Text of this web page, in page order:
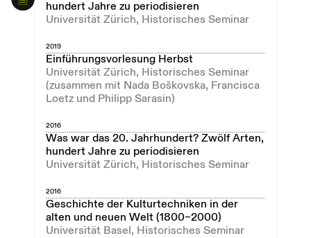
hundert Jahre zu periodisieren
Universität Zürich, Historisches Seminar
2019
Einführungsvorlesung Herbst
Universität Zürich, Historisches Seminar
(zusammen mit Nada Boškovska, Francisca
Loetz und Philipp Sarasin)
2016
Was war das 20. Jahrhundert? Zwölf Arten,
hundert Jahre zu periodisieren
Universität Zürich, Historisches Seminar
2016
Geschichte der Kulturtechniken in der
alten und neuen Welt (1800–2000)
Universität Basel, Historisches Seminar